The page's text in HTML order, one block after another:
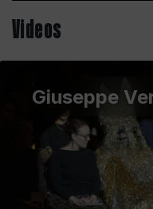
Videos
Giuseppe